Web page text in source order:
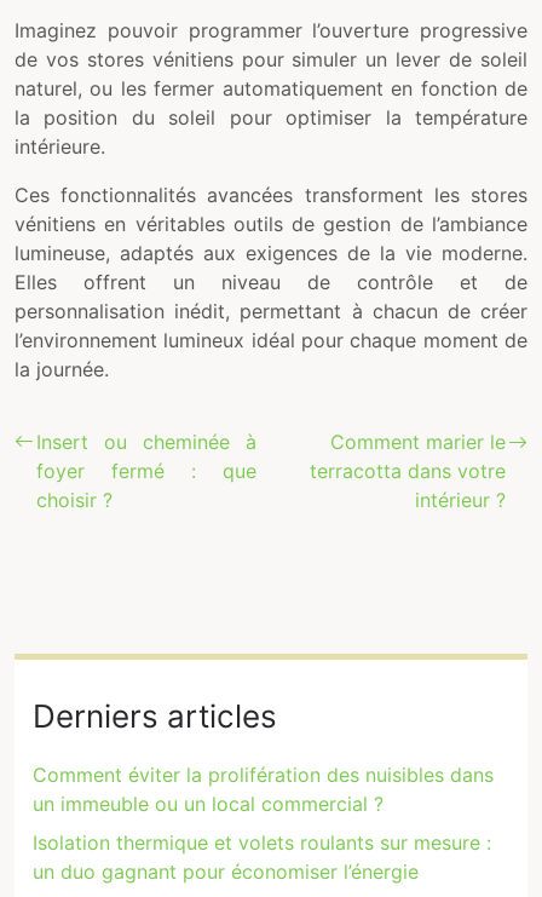
Imaginez pouvoir programmer l’ouverture progressive
de vos stores vénitiens pour simuler un lever de soleil
naturel, ou les fermer automatiquement en fonction de
la position du soleil pour optimiser la température
intérieure.
Ces fonctionnalités avancées transforment les stores
vénitiens en véritables outils de gestion de l’ambiance
lumineuse, adaptés aux exigences de la vie moderne.
Elles offrent un niveau de contrôle et de
personnalisation inédit, permettant à chacun de créer
l’environnement lumineux idéal pour chaque moment de
la journée.
Insert ou cheminée à
foyer fermé : que
choisir ?
Comment marier le
terracotta dans votre
intérieur ?
Derniers articles
Comment éviter la prolifération des nuisibles dans
un immeuble ou un local commercial ?
Isolation thermique et volets roulants sur mesure :
un duo gagnant pour économiser l’énergie